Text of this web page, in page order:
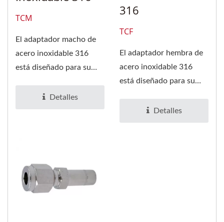
TCM
El adaptador macho de
acero inoxidable 316
está diseñado para su
Detalles
316
TCF
El adaptador hembra de
acero inoxidable 316
está diseñado para su
Detalles